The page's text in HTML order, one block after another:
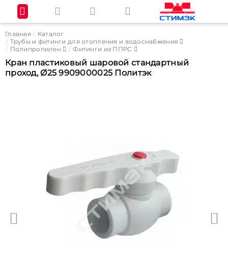
Главная
Каталог
Трубы и фитинги для отопления и водоснабжения
Полипропилен
Фитинги из ППРС
Кран пластиковый шаровой стандартный
проход, Ø25 9909000025 Политэк